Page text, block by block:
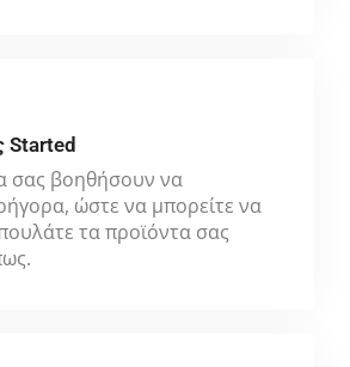
Started
σας βοηθήσουν να
ώστε να μπορείτε να
τα προϊόντα σας